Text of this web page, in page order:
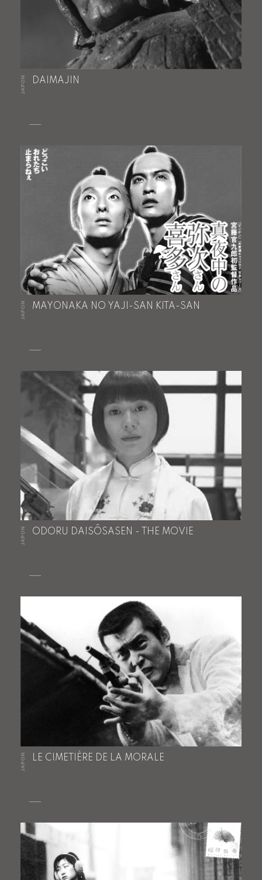
JAPON DAIMAJIN
JAPON MAYONAKA NO YAJI-SAN KITA-SAN
JAPON ODORU DAISÔSASEN - THE MOVIE
JAPON LE CIMETIÈRE DE LA MORALE